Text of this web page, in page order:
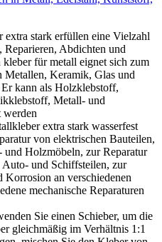
stark erfüllen eine Vielzahl
Abdichten und
für metall eignet sich zum
Metallen, Keramik, Glas und
kann als Holzklebstoff,
Metall- und
extra stark wasserfest
von elektrischen Bauteilen,
und Holzmöbeln, zur Reparatur
und Schiffsteilen, zur
an verschiedenen
mechanische Reparaturen
Sie einen Schieber, um die
gleichmäßig im Verhältnis 1:1